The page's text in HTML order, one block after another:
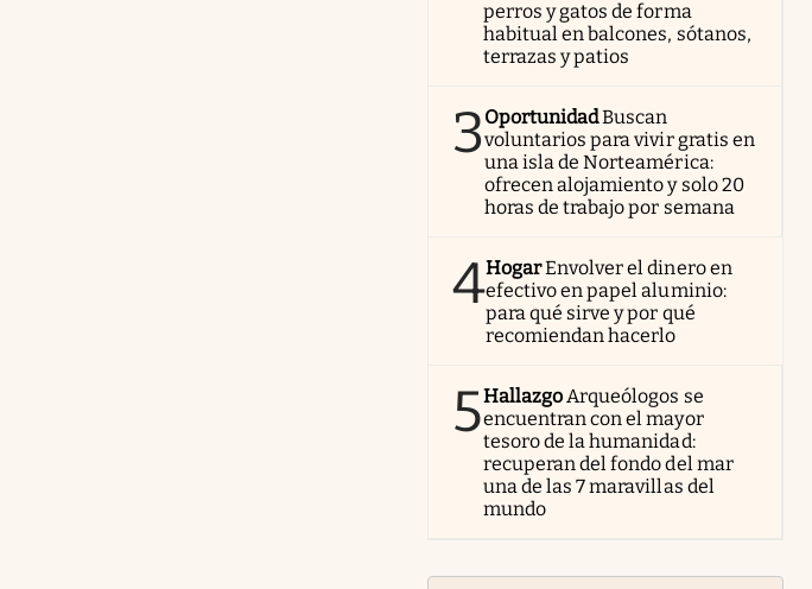
perros y gatos de forma
habitual en balcones, sótanos,
terrazas y patios
3OportunidadBuscan
voluntarios para vivir gratis en
una isla de Norteamérica:
ofrecen alojamiento y solo 20
horas de trabajo por semana
4HogarEnvolver el dinero en
efectivo en papel aluminio:
para qué sirve y por qué
recomiendan hacerlo
5HallazgoArqueólogos se
encuentran con el mayor
tesoro de la humanidad:
recuperan del fondo del mar
una de las 7 maravillas del
mundo